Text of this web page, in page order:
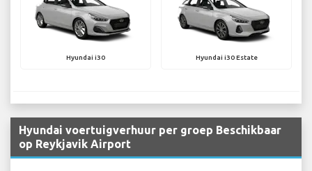
Hyundai i30 Hyundai i30 Estate
Hyundai voertuigverhuur per groep Beschikbaar
op Reykjavik Airport